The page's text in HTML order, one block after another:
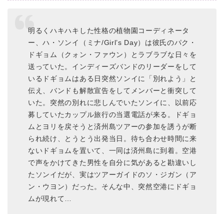
明るくハキハキした性格の植物園コーディネータ
ー、ハ・ソンイ（ミナ/Girl’s Day）は彼氏のパク・
ドギョム（クォン・ファウン）とラブラブな日々を
送っていた。インディーズバンドのリーダーをして
いるドギョムはある日突然ソンイに「別れよう」と
伝え、バンドも解散宣告をしてメンバーと衝突して
いた。突然の別れに悲しんでいたソンイに、以前応
募していたカップル旅行の当選電話が来る。ドギョ
ムとヨリを戻そうと済州島ツアーの参加を誘うが断
られ続け、とうとう出発当日。待ち合わせ時間に来
ないドギョムを置いて、一同は済州島に到着。空港
で声をかけてきた男性を自分に気があると勘違いし
たソンイだが、実はツアーガイドのソ・ジガン（ア
ン・ウヨン）だった。そんな中、突然空港にドギョ
ムが現れて…